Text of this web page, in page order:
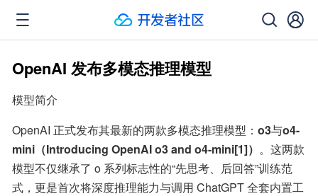
OpenAI 发布多模态推理模型
模型简介
OpenAI 正式发布其最新的两款多模态推理模型： o3与o4-
mini（Introducing OpenAI o3 and o4-mini[1]） 。这两款
模型不仅继承了 o 系列标志性的“先思考、后回答”训练范
式，更是首次将深度推理能力与调用 ChatGPT 全套内置工